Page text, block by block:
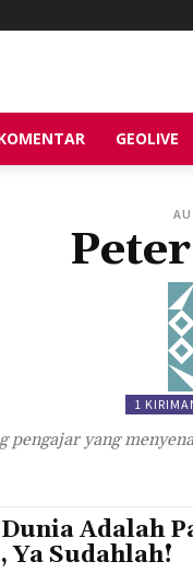
GEOLIVE
1
pengajar yang
Adalah
Ya Sudahlah!